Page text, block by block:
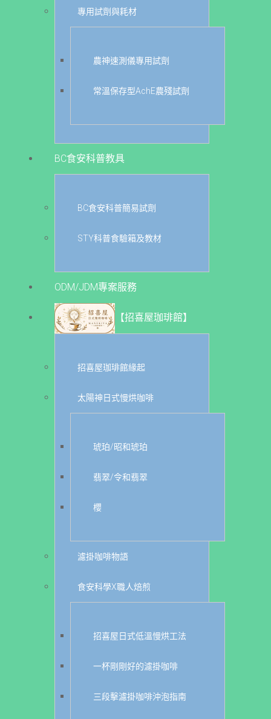
專用試劑與耗材
農神速測儀專用試劑
常溫保存型AchE農殘試劑
BC食安科普教具
BC食安科普簡易試劑
STY科普食驗箱及教材
ODM/JDM專案服務
【招喜屋珈琲館】
招喜屋珈琲館緣起
太陽神日式慢烘咖啡
琥珀/昭和琥珀
翡翠/令和翡翠
櫻
濾掛咖啡物語
食安科學X職人焙煎
招喜屋日式低溫慢烘工法
一杯剛剛好的濾掛咖啡
三段擊濾掛咖啡沖泡指南